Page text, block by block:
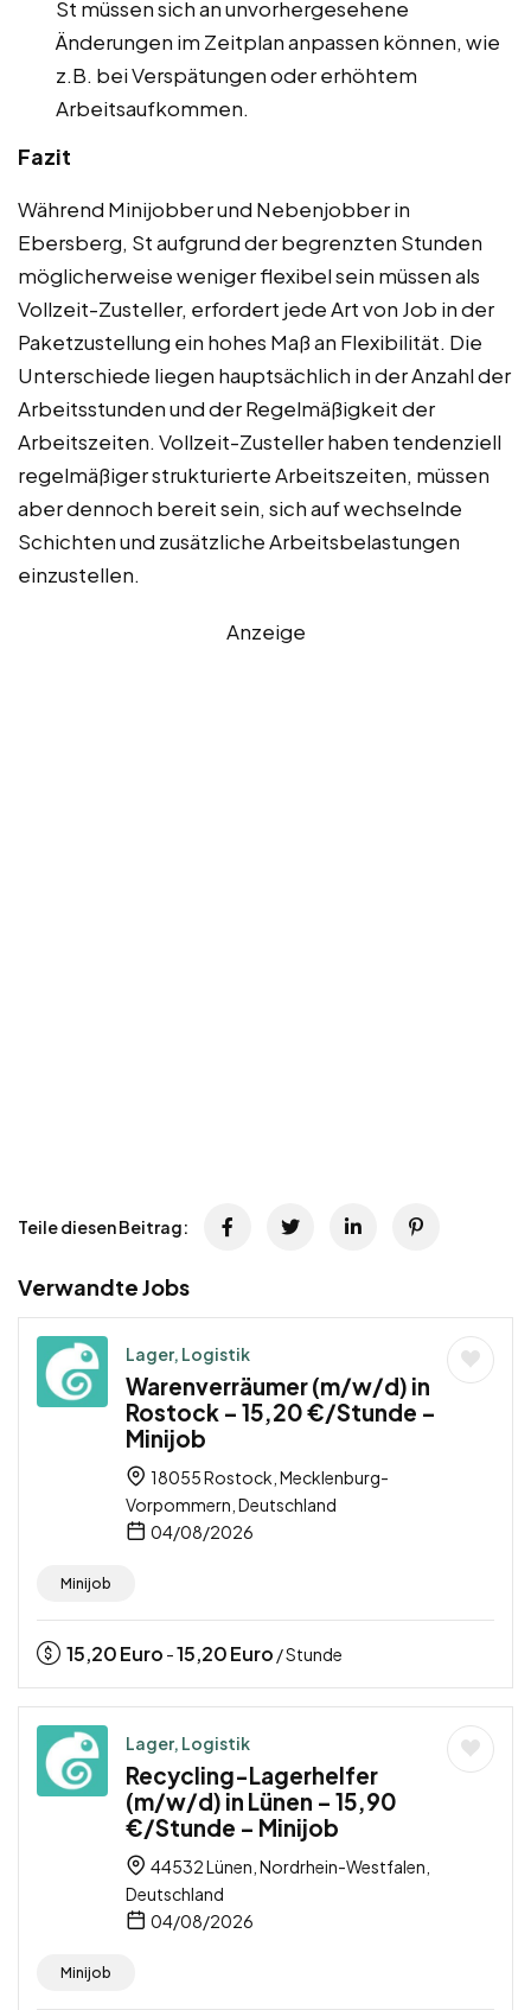
St müssen sich an unvorhergesehene
Änderungen im Zeitplan anpassen können, wie
z.B. bei Verspätungen oder erhöhtem
Arbeitsaufkommen.
Fazit
Während Minijobber und Nebenjobber in
Ebersberg, St aufgrund der begrenzten Stunden
möglicherweise weniger flexibel sein müssen als
Vollzeit-Zusteller, erfordert jede Art von Job in der
Paketzustellung ein hohes Maß an Flexibilität. Die
Unterschiede liegen hauptsächlich in der Anzahl der
Arbeitsstunden und der Regelmäßigkeit der
Arbeitszeiten. Vollzeit-Zusteller haben tendenziell
regelmäßiger strukturierte Arbeitszeiten, müssen
aber dennoch bereit sein, sich auf wechselnde
Schichten und zusätzliche Arbeitsbelastungen
einzustellen.
Anzeige
Teile diesen Beitrag:
Verwandte Jobs
Lager, Logistik
Warenverräumer (m/w/d) in
Rostock – 15,20 €/Stunde –
Minijob
18055 Rostock, Mecklenburg-
Vorpommern, Deutschland
04/08/2026
Minijob
15,20Euro -15,20Euro / Stunde
Lager, Logistik
Recycling-Lagerhelfer
(m/w/d) in Lünen – 15,90
€/Stunde – Minijob
44532 Lünen, Nordrhein-Westfalen,
Deutschland
04/08/2026
Minijob